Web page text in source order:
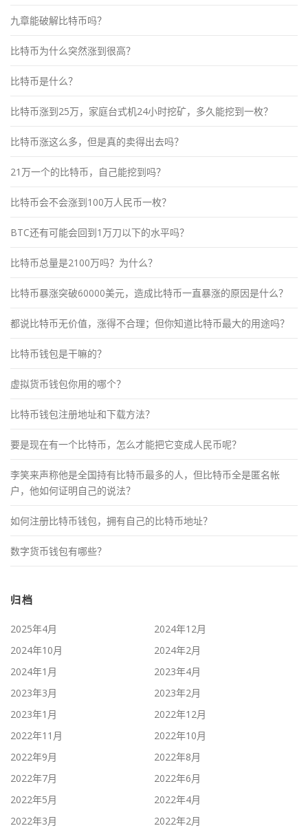
九章能破解比特币吗？
比特币为什么突然涨到很高？
比特币是什么？
比特币涨到25万，家庭台式机24小时挖矿，多久能挖到一枚？
比特币涨这么多，但是真的卖得出去吗？
21万一个的比特币，自己能挖到吗？
比特币会不会涨到100万人民币一枚？
BTC还有可能会回到1万刀以下的水平吗？
比特币总量是2100万吗？为什么？
比特币暴涨突破60000美元，造成比特币一直暴涨的原因是什么？
都说比特币无价值，涨得不合理；但你知道比特币最大的用途吗？
比特币钱包是干嘛的？
虚拟货币钱包你用的哪个？
比特币钱包注册地址和下载方法？
要是现在有一个比特币，怎么才能把它变成人民币呢？
李笑来声称他是全国持有比特币最多的人，但比特币全是匿名帐
户，他如何证明自己的说法？
如何注册比特币钱包，拥有自己的比特币地址？
数字货币钱包有哪些？
归档
2025年4月
2024年12月
2024年10月
2024年2月
2024年1月
2023年4月
2023年3月
2023年2月
2023年1月
2022年12月
2022年11月
2022年10月
2022年9月
2022年8月
2022年7月
2022年6月
2022年5月
2022年4月
2022年3月
2022年2月